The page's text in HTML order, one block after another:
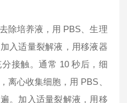
除培养液，用 PBS、生理
入适量裂解液，用移液器
接触。通常 10 秒后，细
离心收集细胞，用 PBS、
。加入适量裂解液，用移